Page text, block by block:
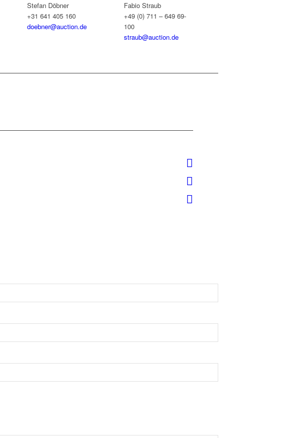
Stefan Döbner
+31 641 405 160
doebner@auction.de
Fabio Straub
+49 (0) 711 – 649 69-
100
straub@auction.de